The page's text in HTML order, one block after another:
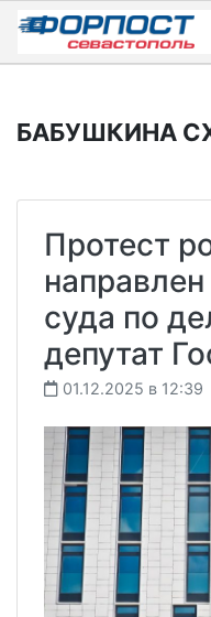
Skip
content
БАБУШКИНА
Протест
суда по
депутат
01.12.2025 в 12:39